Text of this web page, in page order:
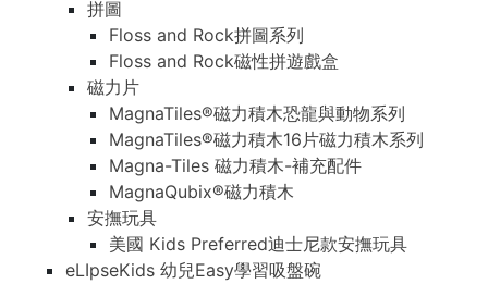
拼圖
Floss and Rock拼圖系列
Floss and Rock磁性拼遊戲盒
磁力片
MagnaTiles®磁力積木恐龍與動物系列
MagnaTiles®磁力積木16片磁力積木系列
Magna-Tiles 磁力積木-補充配件
MagnaQubix®磁力積木
安撫玩具
美國 Kids Preferred迪士尼款安撫玩具
eLIpseKids 幼兒Easy學習吸盤碗